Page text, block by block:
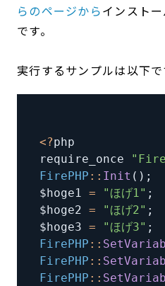
らのページからインスト
です。
実行するサンプルは以下で
<?
require_once
FirePHP : : Init ( ) ;
$hoge1 = "ほげ1" ;
$hoge2 = "ほげ2" ;
$hoge3 = "ほげ3" ;
FirePHP : :
FirePHP : :
FirePHP : :